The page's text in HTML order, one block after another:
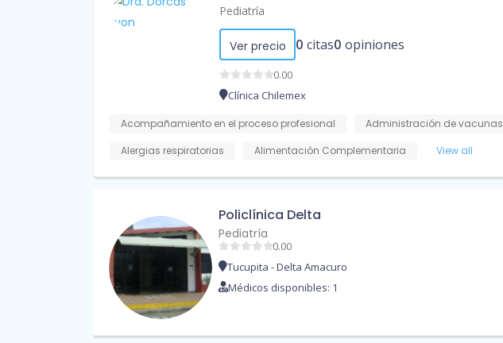
Pediatría
Ver precio 0 citas0 opiniones
0.00
Clínica Chilemex
Acompañamiento en el proceso profesional Administración de vacunas
Alergias respiratorias
Alimentación Complementaria View all
Policlínica Delta
Pediatría
0.00
Tucupita - Delta Amacuro
Médicos disponibles: 1